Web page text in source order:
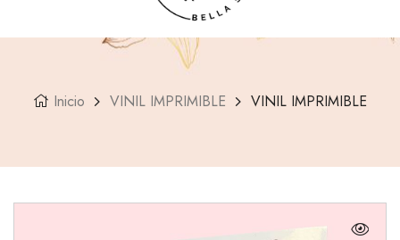
Inicio VINIL IMPRIMIBLE VINIL IMPRIMIBLE